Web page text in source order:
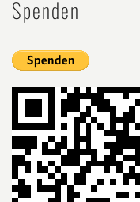
Spenden